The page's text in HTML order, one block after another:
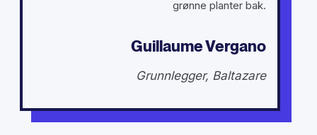
Guillaume Vergano
Grunnlegger, Baltazare